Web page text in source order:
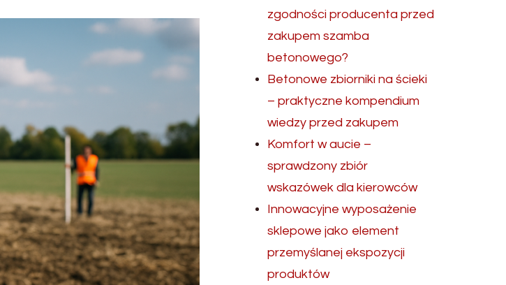
zgodności producenta przed
zakupem szamba
betonowego?
Betonowe zbiorniki na ścieki
– praktyczne kompendium
wiedzy przed zakupem
Komfort w aucie –
sprawdzony zbiór
wskazówek dla kierowców
Innowacyjne wyposażenie
sklepowe jako element
przemyślanej ekspozycji
produktów